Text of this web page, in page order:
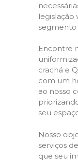
legislação
segmento
Encontre
crachá e
com um
ao nosso
seu
Nosso
serviços
que seu